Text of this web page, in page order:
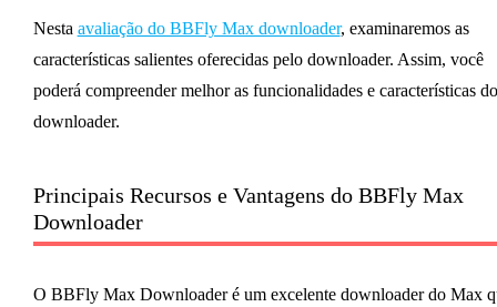
Nesta avaliação do BBFly Max downloader, examinaremos as
características salientes oferecidas pelo downloader. Assim, você
poderá compreender melhor as funcionalidades e características do
downloader.
Principais Recursos e Vantagens do BBFly Max
Downloader
O BBFly Max Downloader é um excelente downloader do Max